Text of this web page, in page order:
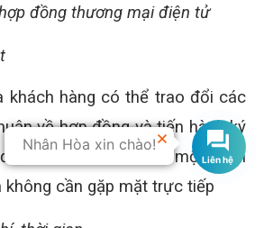
đồng thương mại điện tử
khách hàng có thể trao đổi các
về hợp đồng và tiến hành ký
tử kết nối Internet một cách
không cần gặp mặt trực tiếp
Nhân Hòa xin chào!